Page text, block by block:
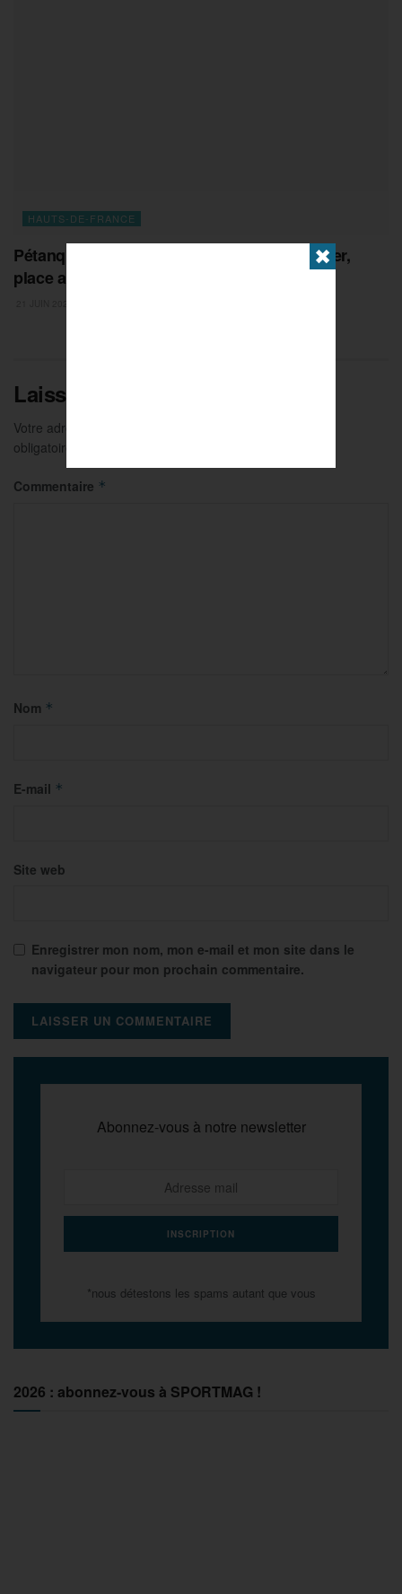
HAUTS-DE-FRANCE
Pétanque : Sans Suchaud, ni Durk ou Rocher,
place au dernier carré !
Laisser un commentaire
Votre adresse e-mail ne sera pas publiée.
obligatoires sont indiqués avec
Commentaire *
Nom *
E-mail *
Site web
Enregistrer mon nom, mon e-mail et mon site dans le
navigateur pour mon prochain commentaire.
Abonnez-vous à notre newsletter
*nous détestons les spams autant que vous
2026 : abonnez-vous à SPORTMAG !
✖